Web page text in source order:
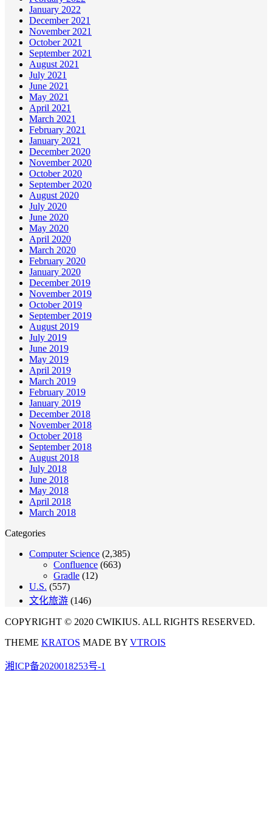
January 2022
December 2021
November 2021
October 2021
September 2021
August 2021
July 2021
June 2021
May 2021
April 2021
March 2021
February 2021
January 2021
December 2020
November 2020
October 2020
September 2020
August 2020
July 2020
June 2020
May 2020
April 2020
March 2020
February 2020
January 2020
December 2019
November 2019
October 2019
September 2019
August 2019
July 2019
June 2019
May 2019
April 2019
March 2019
February 2019
January 2019
December 2018
November 2018
October 2018
September 2018
August 2018
July 2018
June 2018
May 2018
April 2018
March 2018
Categories
Computer Science (2,385)
Confluence (663)
Gradle (12)
U.S. (557)
文化旅游 (146)
COPYRIGHT © 2020 CWIKIUS. ALL RIGHTS RESERVED.
THEME KRATOS MADE BY VTROIS
湘ICP备2020018253号-1